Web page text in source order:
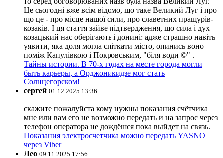
Це сьогодні вже всім відомо, що таке Великий Луг і про
що це - про місце нашої сили, про славетних пращурів-
козаків. І ця стаття зайве підтвердження, що сила і дух
козацький нас оберігають і донині: адже страшно навіть
уявити, яка доля могла спіткати місто, опинись воно
поміж Капулівкою і Покровським, "біля води ©" .
Тайны истории. В 70-х годах на месте города могли
быть карьеры, а Орджоникидзе мог стать
Солнцегорском!
сергей 01.12.2025 13:36
скажите пожалуйста кому нужны показания счётчика
мне или вам его не возможно передать и на запрос через
телефон оператора не дождёшся пока выйдет на связь.
Показания электросчетчика можно передать YASNO
через Viber
Лео 09.11.2025 17:56